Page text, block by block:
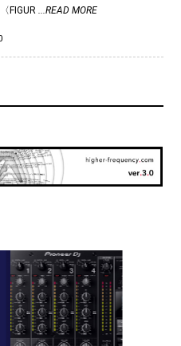
FIGUR ...READ MORE